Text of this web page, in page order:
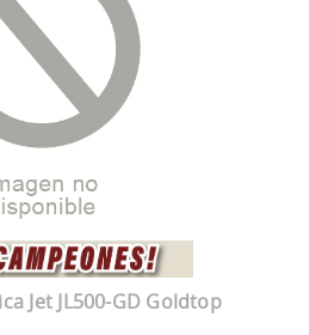
Jet JL500-GD Goldtop